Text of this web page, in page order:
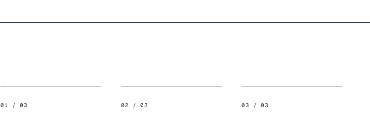
01 / 03 02 / 03 03 / 03